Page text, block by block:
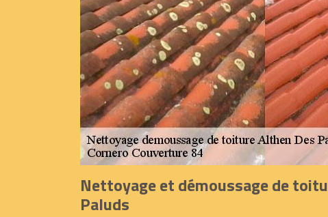
Nettoyage et démoussage de
Paluds